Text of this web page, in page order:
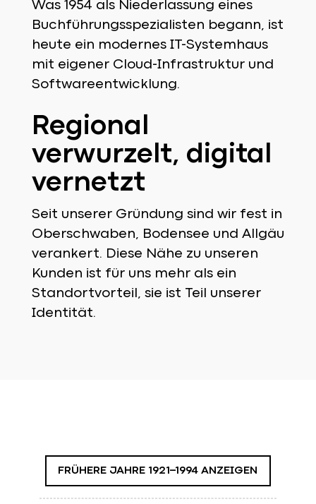
Was 1954 als Niederlassung eines
Buchführungsspezialisten begann, ist
heute ein modernes IT-Systemhaus
mit eigener Cloud-Infrastruktur und
Softwareentwicklung.
Regional
verwurzelt, digital
vernetzt
Seit unserer Gründung sind wir fest in
Oberschwaben, Bodensee und Allgäu
verankert. Diese Nähe zu unseren
Kunden ist für uns mehr als ein
Standortvorteil, sie ist Teil unserer
Identität.
FRÜHERE JAHRE 1921–1994 ANZEIGEN